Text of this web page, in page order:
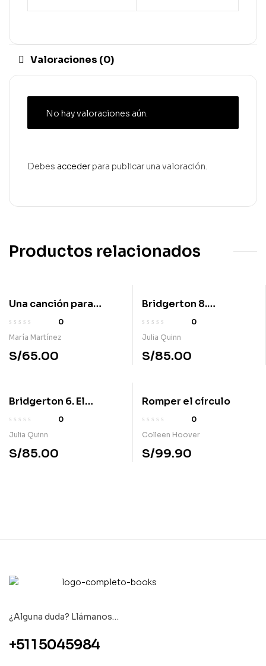
Valoraciones (0)
No hay valoraciones aún.
Debes acceder para publicar una valoración.
Productos relacionados
Una canción para
Novalie
0
María Martínez
S/65.00
Bridgerton 8.
Buscando esposa
0
Julia Quinn
S/85.00
Bridgerton 6. El
corazón de una
Bridgerton
0
Julia Quinn
S/85.00
Romper el círculo
0
Colleen Hoover
S/99.90
¿Alguna duda? Llámanos…
+51 1 5045984